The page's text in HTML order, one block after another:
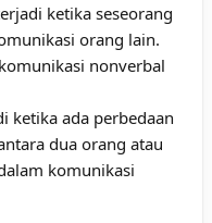
ketika seseorang
orang lain.
nonverbal
ketika ada perbedaan
dua orang atau
komunikasi